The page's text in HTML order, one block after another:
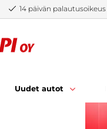
14 päivän palautusoikeus
Uudet autot